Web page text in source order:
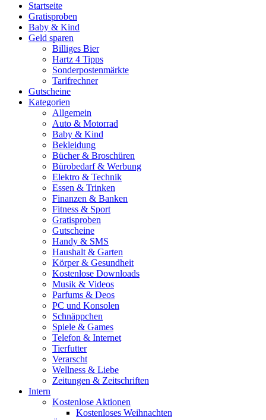
Startseite
Gratisproben
Baby & Kind
Geld sparen
Billiges Bier
Hartz 4 Tipps
Sonderpostenmärkte
Tarifrechner
Gutscheine
Kategorien
Allgemein
Auto & Motorrad
Baby & Kind
Bekleidung
Bücher & Broschüren
Bürobedarf & Werbung
Elektro & Technik
Essen & Trinken
Finanzen & Banken
Fitness & Sport
Gratisproben
Gutscheine
Handy & SMS
Haushalt & Garten
Körper & Gesundheit
Kostenlose Downloads
Musik & Videos
Parfums & Deos
PC und Konsolen
Schnäppchen
Spiele & Games
Telefon & Internet
Tierfutter
Verarscht
Wellness & Liebe
Zeitungen & Zeitschriften
Intern
Kostenlose Aktionen
Kostenloses Weihnachten